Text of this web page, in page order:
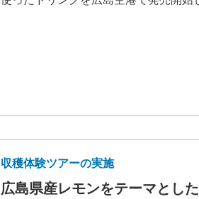
収穫体験ツアーの実施
広島県産レモンをテーマとし